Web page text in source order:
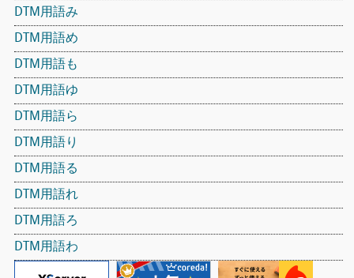
DTM用語み
DTM用語め
DTM用語も
DTM用語ゆ
DTM用語ら
DTM用語り
DTM用語る
DTM用語れ
DTM用語ろ
DTM用語わ